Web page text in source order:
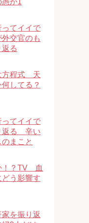
愚か1
ってイイで
交官のも
返る
方程式 天
してる？
ってイイで
返る 辛い
まこと
！？TV 血
う影響す
を振り返